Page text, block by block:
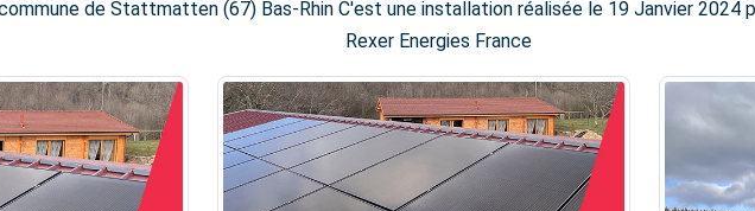
de Stattmatten (67) Bas-Rhin C'est une installation réalisée le 19 Janvier 2024
Rexer Energies France